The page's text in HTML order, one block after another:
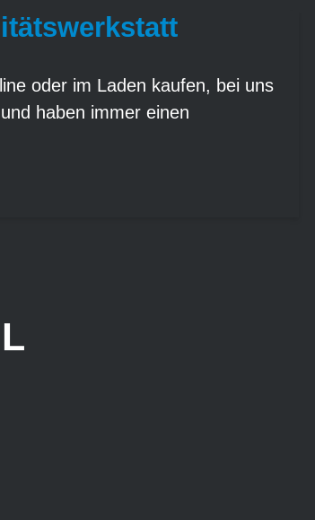
oder im Laden kaufen, bei uns
haben immer einen